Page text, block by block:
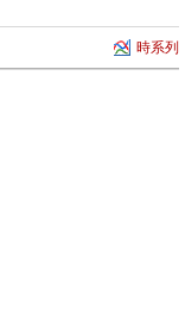
時系列